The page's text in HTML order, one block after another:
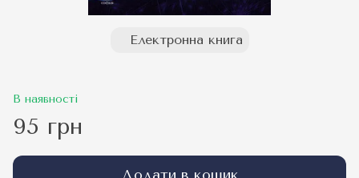
Електронна книга
В наявності
95 грн